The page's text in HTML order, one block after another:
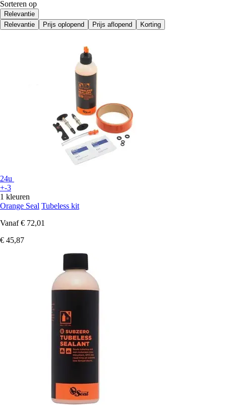
Sorteren op
Relevantie
Relevantie
Prijs oplopend Prijs aflopend Korting
24u
+-3
1 kleuren
Orange Seal Tubeless kit
Vanaf € 72,01
€ 45,87